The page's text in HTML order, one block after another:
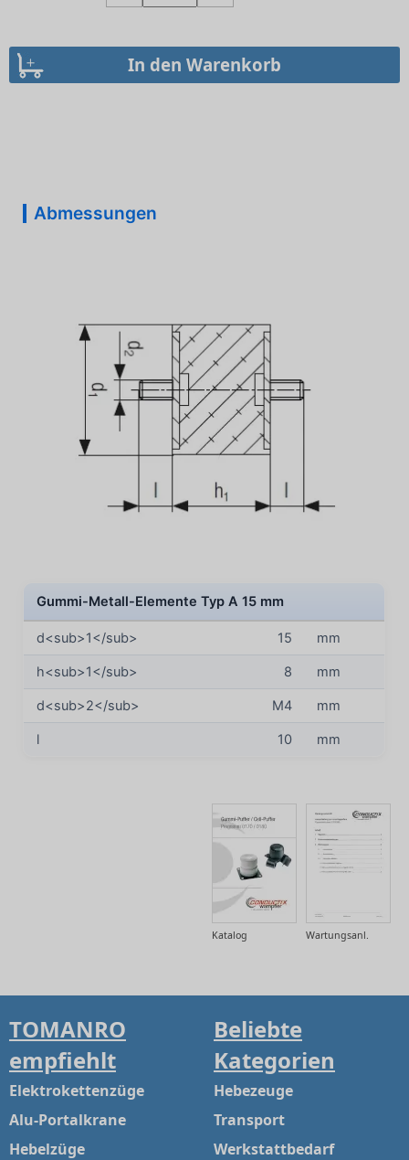
Abmessungen
Gummi-Metall-Elemente Typ A 15 mm
d<sub>1</sub> 15 mm
h<sub>1</sub> 8 mm
d<sub>2</sub> M4 mm
l 10 mm
Wartungsanl.
Katalog
TOMANRO
empfiehlt
Elektrokettenzüge
Alu-Portalkrane
Hebelzüge
Beliebte
Kategorien
Hebezeuge
Transport
Werkstattbedarf